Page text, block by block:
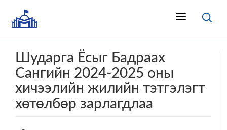
Шударга Ёсыг Бадраах
Сангийн 2024-2025 оны
хичээлийн жилийн тэтгэлэгт
хөтөлбөр зарлагдлаа